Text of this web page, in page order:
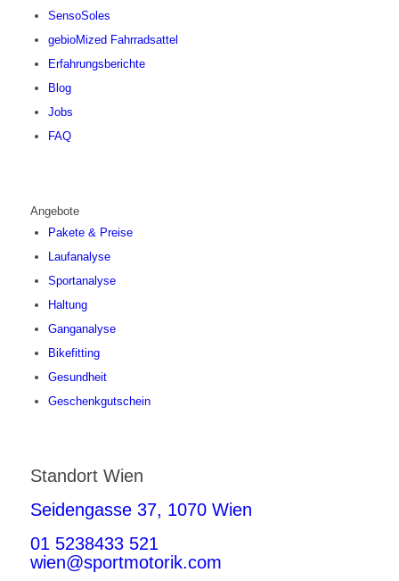
SensoSoles
gebioMized Fahrradsattel
Erfahrungsberichte
Blog
Jobs
FAQ
Angebote
Pakete & Preise
Laufanalyse
Sportanalyse
Haltung
Ganganalyse
Bikefitting
Gesundheit
Geschenkgutschein
Standort Wien
Seidengasse 37, 1070 Wien
01 5238433 521
wien@sportmotorik.com